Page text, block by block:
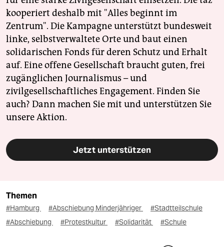
kooperiert deshalb mit "Alles beginnt im
Zentrum". Die Kampagne unterstützt bundesweit
linke, selbstverwaltete Orte und baut einen
solidarischen Fonds für deren Schutz und Erhalt
auf. Eine offene Gesellschaft braucht guten, frei
zugänglichen Journalismus – und
zivilgesellschaftliches Engagement. Finden Sie
auch? Dann machen Sie mit und unterstützen Sie
unsere Aktion.
Jetzt unterstützen
Themen
#Hamburg #Abschiebung Minderjähriger
#Stadtteilschule
#Abschiebung
#Protestkultur #Solidarität #Schule